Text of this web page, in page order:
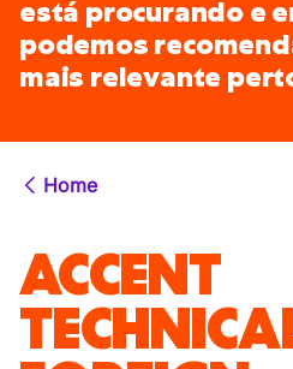
está procurando e
podemos
mais relevante
Home
ACCENT